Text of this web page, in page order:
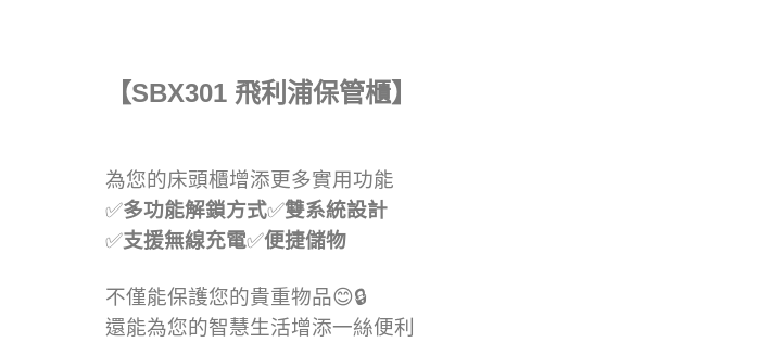
【SBX301 飛利浦保管櫃】
為您的床頭櫃增添更多實用功能
✅多功能解鎖方式✅雙系統設計
✅支援無線充電✅便捷儲物
不僅能保護您的貴重物品😊🔒
還能為您的智慧生活增添一絲便利